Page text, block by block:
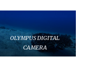
OLYMPUS DIGITAL
CAMERA